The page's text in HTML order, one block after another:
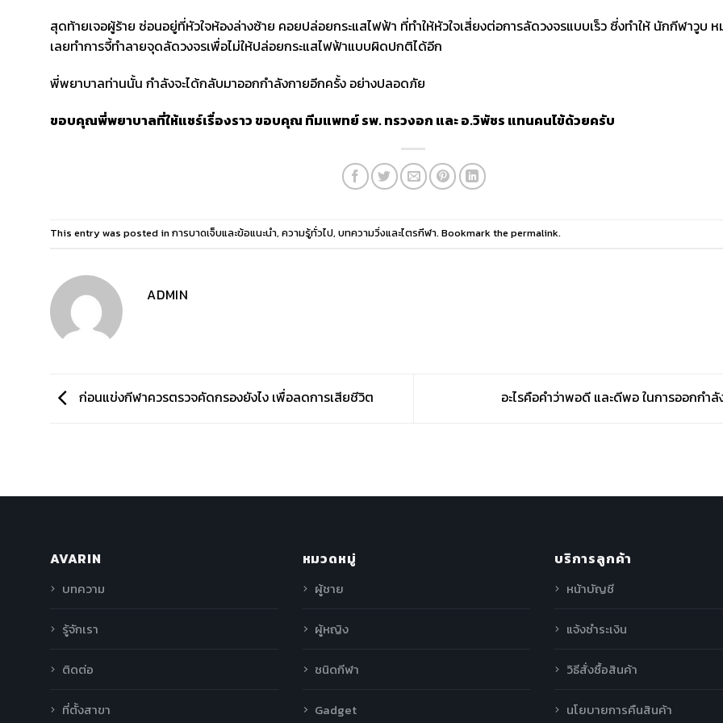
สุดท้ายเจอผู้ร้าย ซ่อนอยู่ที่หัวใจห้องล่างซ้าย คอยปล่อยกระแสไฟฟ้า ที่ทำให้หัวใจเสี่ยงต่อการลัดวงจรแบบเร็ว ซี่งทำให้ นักกีฬาวูบ
เลยทำการจี้ทำลายจุดลัดวงจรเพื่อไม่ให้ปล่อยกระแสไฟฟ้าแบบผิดปกติได้อีก
พี่พยาบาลท่านนั้น กำลังจะได้กลับมาออกกำลังกายอีกครั้ง อย่างปลอดภัย
ขอบคุณพี่พยาบาลที่ให้แชร์เรื่องราว ขอบคุณ ทีมแพทย์ รพ. ทรวงอก และ อ.วิพัชร แทนคนไข้ด้วยครับ
This entry was posted inการบาดเจ็บและข้อแนะนำ, ความรู้ทั่วไป, บทความวิ่งและไตรกีฬา. Bookmark thepermalink.
ADMIN
ก่อนแข่งกีฬาควรตรวจคัดกรองยังไง เพื่อลดการเสียชีวิต อะไรคือคำว่าพอดี และดีพอ ในการออกกำลั
AVARIN
บทความ
รู้จักเรา
ติดต่อ
ที่ตั้งสาขา
หมวดหมู่
ผู้ชาย
ผู้หญิง
ชนิดกีฬา
Gadget
บริการลูกค้า
หน้าบัญชี
แจ้งชำระเงิน
วิธีสั่งซื้อสินค้า
นโยบายการคืนสินค้า